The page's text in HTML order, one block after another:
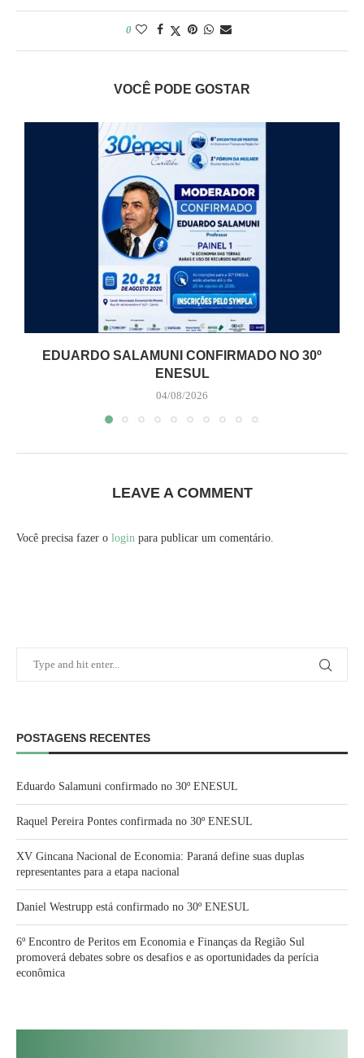
0
VOCÊ PODE GOSTAR
EDUARDO SALAMUNI CONFIRMADO NO 30º
ENESUL
04/08/2026
LEAVE A COMMENT
Você precisa fazer o login para publicar um comentário.
POSTAGENS RECENTES
Eduardo Salamuni confirmado no 30º ENESUL
Raquel Pereira Pontes confirmada no 30º ENESUL
XV Gincana Nacional de Economia: Paraná define suas duplas
representantes para a etapa nacional
Daniel Westrupp está confirmado no 30º ENESUL
6º Encontro de Peritos em Economia e Finanças da Região Sul
promoverá debates sobre os desafios e as oportunidades da perícia
econômica